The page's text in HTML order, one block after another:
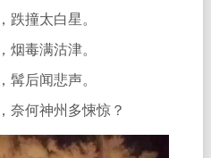
跌撞太白星。
烟毒满沽津。
髯后闻悲声。
奈何神州多悚惊？